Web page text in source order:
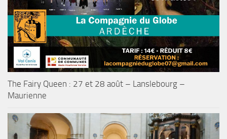
The Fairy Queen : 27 et 28 août – Lanslebourg –
Maurienne